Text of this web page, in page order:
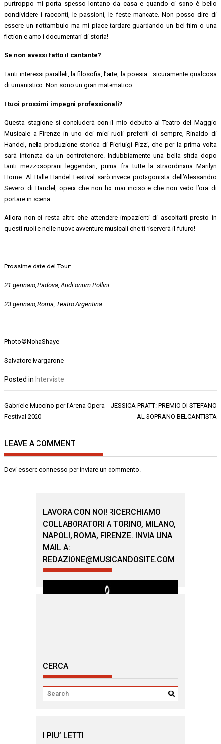
purtroppo mi porta spesso lontano da casa e quando ci sono è bello
condividere i racconti, le passioni, le feste mancate. Non posso dire di
essere un nottambulo ma mi piace tardare guardando un bel film o una
fiction e amo i documentari di storia!
Se non avessi fatto il cantante?
Tanti interessi paralleli, la filosofia, l’arte, la poesia… sicuramente qualcosa
di umanistico. Non sono un gran matematico.
I tuoi prossimi impegni professionali?
Questa stagione si concluderà con il mio debutto al Teatro del Maggio
Musicale a Firenze in uno dei miei ruoli preferiti di sempre, Rinaldo di
Handel, nella produzione storica di Pierluigi Pizzi, che per la prima volta
sarà intonata da un controtenore. Indubbiamente una bella sfida dopo
tanti mezzosoprani leggendari, prima fra tutte la straordinaria Marilyn
Horne. Al Halle Handel Festival sarò invece protagonista dell’Alessandro
Severo di Handel, opera che non ho mai inciso e che non vedo l’ora di
portare in scena.
Allora non ci resta altro che attendere impazienti di ascoltarti presto in
questi ruoli e nelle nuove avventure musicali che ti riserverà il futuro!
Prossime date del Tour:
21 gennaio, Padova, Auditorium Pollini
23 gennaio, Roma, Teatro Argentina
Photo©NohaShaye
Salvatore Margarone
Posted in Interviste
Navigazione
articoli
Gabriele Muccino per l’Arena Opera
Festival 2020
JESSICA PRATT: PREMIO DI STEFANO
AL SOPRANO BELCANTISTA
LEAVE A COMMENT
Devi essereconnesso per inviare un commento.
LAVORA CON NOI! RICERCHIAMO
COLLABORATORI A TORINO, MILANO,
NAPOLI, ROMA, FIRENZE. INVIA UNA
MAIL A:
REDAZIONE@MUSICANDOSITE.COM
CERCA
I PIU’ LETTI